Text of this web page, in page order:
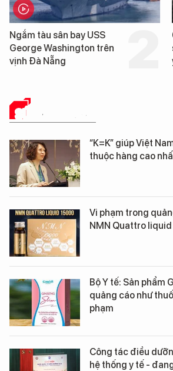
Cảnh sát diễn tập đấu
súng với khủng bố, bảo vệ
yếu nhân
SỨC KHỎE 24H
“K=K” giúp Việt
thuộc hàng cao
Vi phạm trong
NMN Quattro
Bộ Y tế: Sản phẩm
quảng cáo như
phạm
Công tác điều
hệ thống y tế -